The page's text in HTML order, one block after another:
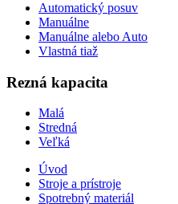
Automatický posuv
Manuálne
Manuálne alebo Auto
Vlastná tiaž
Rezná kapacita
Malá
Stredná
Veľká
Úvod
Stroje a prístroje
Spotrebný materiál